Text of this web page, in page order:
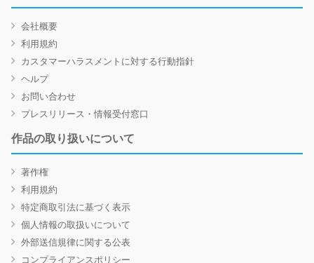
会社概要
利用規約
カスタマーハラスメントに対する行動指針
ヘルプ
お問い合わせ
プレスリリース・情報受付窓口
作品の取り扱いについて
著作権
利用規約
特定商取引法に基づく表示
個人情報の取扱いについて
外部送信規律に関する公表
コンプライアンスポリシー